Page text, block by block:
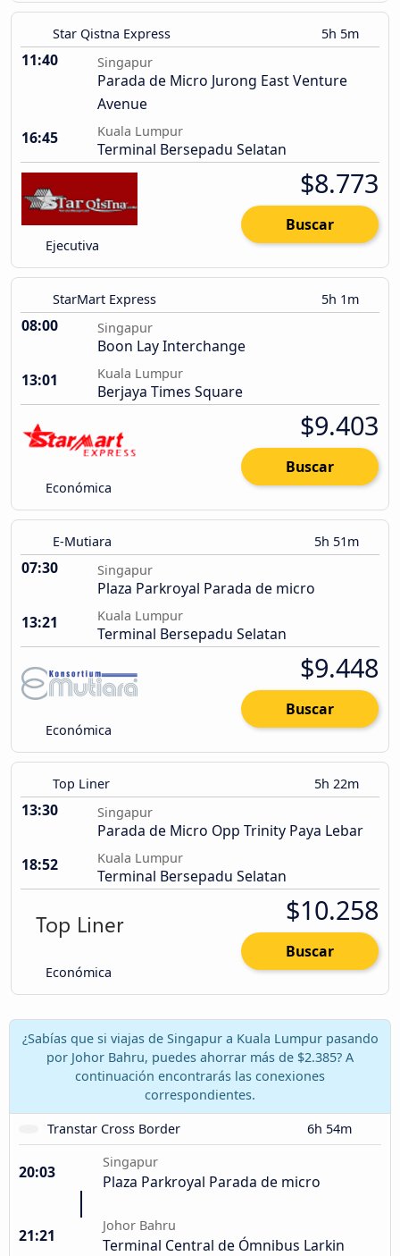
Star Qistna Express 5h 5m
11:40 Singapur
Parada de Micro Jurong East Venture
Avenue
16:45
Kuala Lumpur
Terminal Bersepadu Selatan
Ejecutiva
$8.773
Buscar
StarMart Express 5h 1m
08:00 Singapur
Boon Lay Interchange
13:01
Kuala Lumpur
Berjaya Times Square
Económica
$9.403
Buscar
E-Mutiara 5h 51m
07:30 Singapur
Plaza Parkroyal Parada de micro
13:21
Kuala Lumpur
Terminal Bersepadu Selatan
Económica
$9.448
Buscar
Top Liner 5h 22m
13:30 Singapur
Parada de Micro Opp Trinity Paya Lebar
18:52
Kuala Lumpur
Terminal Bersepadu Selatan
Económica
$10.258
Buscar
¿Sabías que si viajas de Singapur a Kuala Lumpur pasando
por Johor Bahru, puedes ahorrar más de $2.385? A
continuación encontrarás las conexiones
correspondientes.
Transtar Cross Border
6h 54m
20:03
Singapur
Plaza Parkroyal Parada de micro
21:21
Johor Bahru
Terminal Central de Ómnibus Larkin